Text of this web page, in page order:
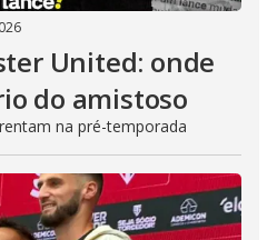
United: onde
do amistoso
na pré-temporada